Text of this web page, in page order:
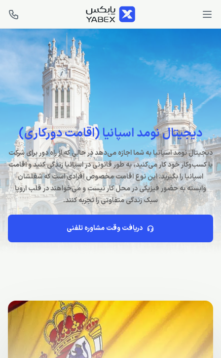
دیجیتال نومد اسپانیا (اقامت دورکاری)
دیجیتال نومد اسپانیا به شما اجازه می‌دهد در حالی که از راه دور برای شرکت
یا کسب‌وکار خود کار می‌کنید، به طور قانونی در اسپانیا زندگی کنید و اقامت
اسپانیا را بگیرید. این نوع اقامت مخصوص افرادی است که شغلشان
وابسته به حضور فیزیکی در محل کار نیست و می‌خواهند در قلب اروپا
سبک زندگی متفاوتی را تجربه کنند.
دریافت وقت مشاوره تلفنی